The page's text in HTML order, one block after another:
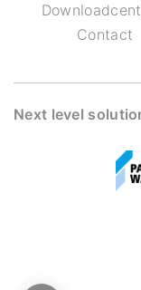
Contact
Next level